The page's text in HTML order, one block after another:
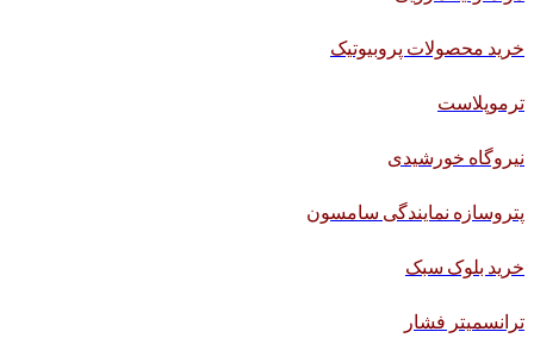
خرید محصولات پروبیوتیک
ترموپلاست
نیروگاه خورشیدی
پتروسازه نمایندگی سامسون
خرید بلوک سبک
ترانسمیتر فشار